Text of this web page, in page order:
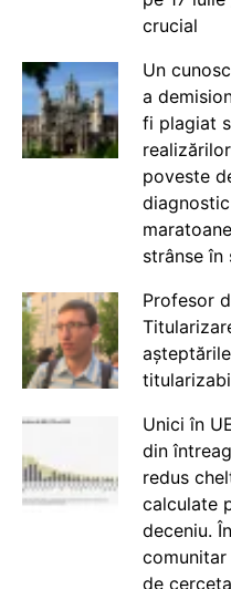
crucial
Un
a
fi plagiat
poveste
strânse
Profesor
Unici în
din
redus
calculate
deceniu.
de